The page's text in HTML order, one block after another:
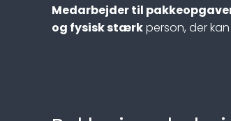
Medarbejder til
og fysisk stærkperson, der